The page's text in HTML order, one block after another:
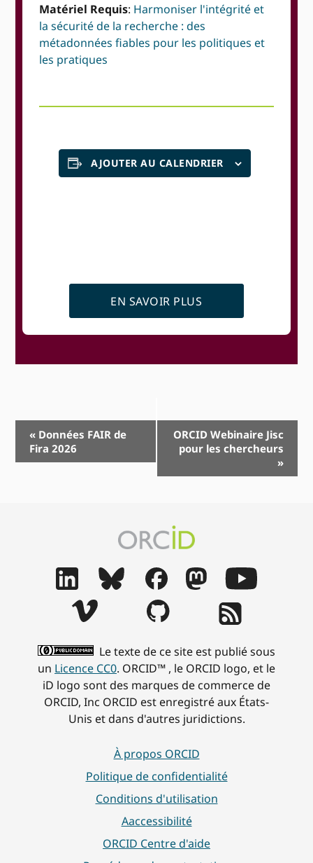
Matériel Requis: Harmoniser l'intégrité et
la sécurité de la recherche : des
métadonnées fiables pour les politiques et
les pratiques
AJOUTER AU CALENDRIER
EN SAVOIR PLUS
Navigation
Event
« Données FAIR de
Fira 2026
ORCID Webinaire Jisc
pour les chercheurs
»
Le texte de ce site est publié sous
un Licence CC0. ORCID™ , le ORCID logo, et le
iD logo sont des marques de commerce de
ORCID, Inc ORCID est enregistré aux États-
Unis et dans d'autres juridictions.
À propos ORCID
Politique de confidentialité
Conditions d'utilisation
Aaccessibilité
ORCID Centre d'aide